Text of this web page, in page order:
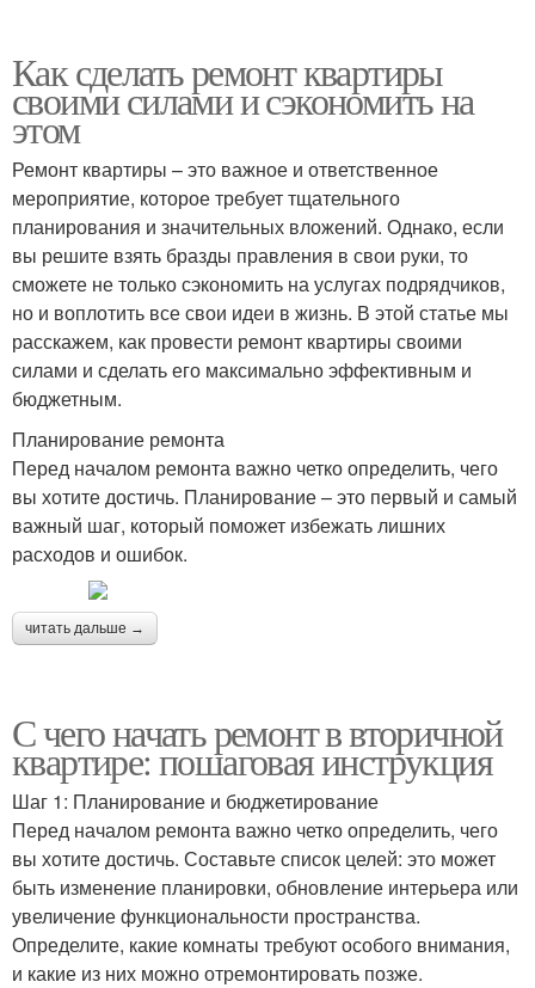
Как сделать ремонт квартиры
своими силами и сэкономить на
этом
Ремонт квартиры – это важное и ответственное
мероприятие, которое требует тщательного
планирования и значительных вложений. Однако, если
вы решите взять бразды правления в свои руки, то
сможете не только сэкономить на услугах подрядчиков,
но и воплотить все свои идеи в жизнь. В этой статье мы
расскажем, как провести ремонт квартиры своими
силами и сделать его максимально эффективным и
бюджетным.
Планирование ремонта
Перед началом ремонта важно четко определить, чего
вы хотите достичь. Планирование – это первый и самый
важный шаг, который поможет избежать лишних
расходов и ошибок.
читать дальше →
С чего начать ремонт в вторичной
квартире: пошаговая инструкция
Шаг 1: Планирование и бюджетирование
Перед началом ремонта важно четко определить, чего
вы хотите достичь. Составьте список целей: это может
быть изменение планировки, обновление интерьера или
увеличение функциональности пространства.
Определите, какие комнаты требуют особого внимания,
и какие из них можно отремонтировать позже.